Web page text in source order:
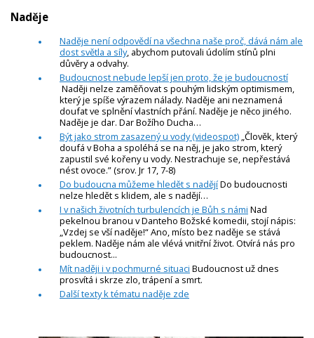
Naděje
Naděje není odpovědí na všechna naše proč, dává nám ale
dost světla a síly, abychom putovali údolím stínů plni
důvěry a odvahy.
Budoucnost nebude lepší jen proto, že je budoucností
Naději nelze zaměňovat s pouhým lidským optimismem,
který je spíše výrazem nálady. Naděje ani neznamená
doufat ve splnění vlastních přání. Naděje je něco jiného.
Naděje je dar. Dar Božího Ducha…
Být jako strom zasazený u vody (videospot) „Člověk, který
doufá v Boha a spoléhá se na něj, je jako strom, který
zapustil své kořeny u vody. Nestrachuje se, nepřestává
nést ovoce.” (srov. Jr 17, 7-8)
Do budoucna můžeme hledět s nadějíDo budoucnosti
nelze hledět s klidem, ale s nadějí…
I v našich životních turbulencích je Bůh s námi Nad
pekelnou branou v Danteho Božské komedii, stojí nápis:
„Vzdej se vší naděje!“ Ano, místo bez naděje se stává
peklem. Naděje nám ale vlévá vnitřní život. Otvírá nás pro
budoucnost...
Mít naději i v pochmurné situaci Budoucnost už dnes
prosvítá i skrze zlo, trápení a smrt.
Další texty k tématu naděje zde